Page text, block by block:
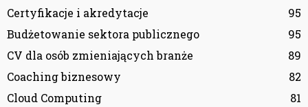
Certyfikacje i akredytacje
95
Budżetowanie sektora publicznego
95
CV dla osób zmieniających branże
89
Coaching biznesowy
82
Cloud Computing
81